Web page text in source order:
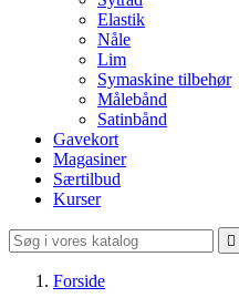
Elastik
Nåle
Lim
Symaskine tilbehør
Målebånd
Satinbånd
Gavekort
Magasiner
Særtilbud
Kurser

Forside